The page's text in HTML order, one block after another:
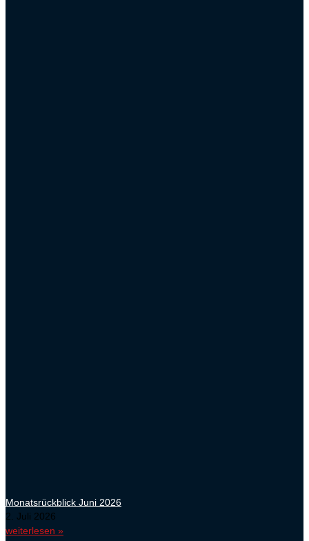
Monatsrückblick Juni 2026
2. Juli 2026
weiterlesen »